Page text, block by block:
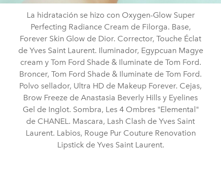
La hidratación se hizo con Oxygen-Glow Super
Perfecting Radiance Cream de Filorga. Base,
Forever Skin Glow de Dior. Corrector, Touche Éclat
de Yves Saint Laurent. Iluminador, Egypcuan Magye
cream y Tom Ford Shade & Iluminate de Tom Ford.
Broncer, Tom Ford Shade & Iluminate de Tom Ford.
Polvo sellador, Ultra HD de Makeup Forever. Cejas,
Brow Freeze de Anastasia Beverly Hills y Eyelines
Gel de Inglot. Sombra, Les 4 Ombres "Elemental"
de CHANEL. Mascara, Lash Clash de Yves Saint
Laurent. Labios, Rouge Pur Couture Renovation
Lipstick de Yves Saint Laurent.